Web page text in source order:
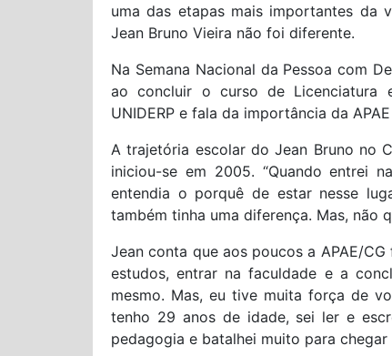
uma das etapas mais importantes da
Jean Bruno Vieira não foi diferente.
Na Semana Nacional da Pessoa com
ao concluir o curso de Licenciatura
UNIDERP e fala da importância da
A trajetória escolar do Jean Bruno no
iniciou-se em 2005. “Quando entrei
entendia o porquê de estar nesse
também tinha uma diferença. Mas, não
Jean conta que aos poucos a APAE/
estudos, entrar na faculdade e a
mesmo. Mas, eu tive muita força de
tenho 29 anos de idade, sei ler e
pedagogia e batalhei muito para